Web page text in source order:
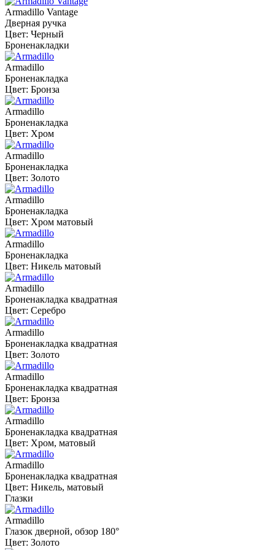
Armadillo Vantage
Дверная ручка
Цвет: Черный
Броненакладки
Armadillo
Броненакладка
Цвет: Бронза
Armadillo
Броненакладка
Цвет: Хром
Armadillo
Броненакладка
Цвет: Золото
Armadillo
Броненакладка
Цвет: Хром матовый
Armadillo
Броненакладка
Цвет: Никель матовый
Armadillo
Броненакладка квадратная
Цвет: Серебро
Armadillo
Броненакладка квадратная
Цвет: Золото
Armadillo
Броненакладка квадратная
Цвет: Бронза
Armadillo
Броненакладка квадратная
Цвет: Хром, матовый
Armadillo
Броненакладка квадратная
Цвет: Никель, матовый
Глазки
Armadillo
Глазок дверной, обзор 180°
Цвет: Золото